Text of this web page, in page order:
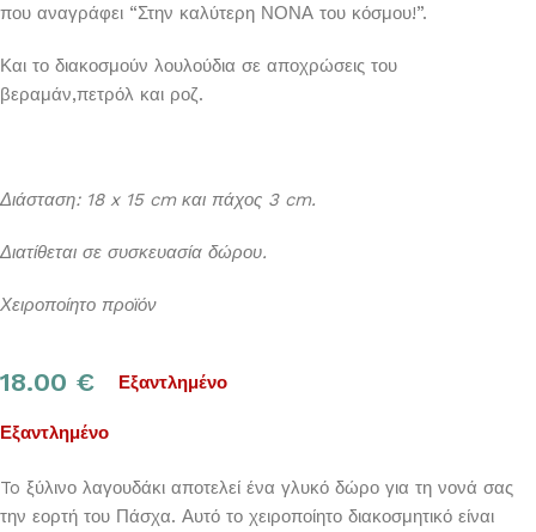
που αναγράφει “Στην καλύτερη ΝΟΝΑ του κόσμου!”.
Και το διακοσμούν λουλούδια σε αποχρώσεις του
βεραμάν,πετρόλ και ροζ.
Διάσταση: 18 x 15 cm και πάχος 3 cm.
Διατίθεται σε συσκευασία δώρου.
Χειροποίητο προϊόν
18.00 € Εξαντλημένο
Εξαντλημένο
To ξύλινο λαγουδάκι αποτελεί ένα γλυκό δώρο για τη νονά σας
την εορτή του Πάσχα. Αυτό το χειροποίητο διακοσμητικό είναι